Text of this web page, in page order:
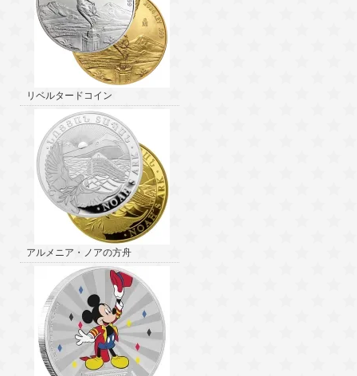
リベルタードコイン
アルメニア・ノアの方舟